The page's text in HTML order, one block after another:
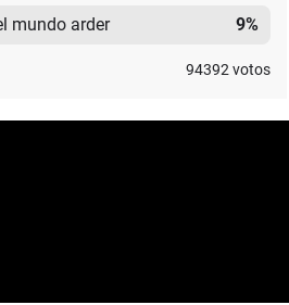
mundo arder 9%
94392 votos